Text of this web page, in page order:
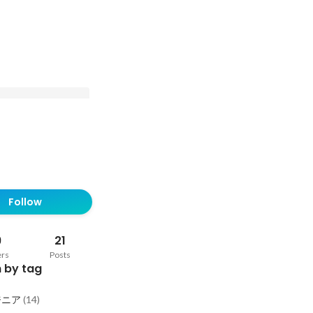
Cloudによ
”アンバサダー経
Follow
21
Posts
by tag
ア (14)